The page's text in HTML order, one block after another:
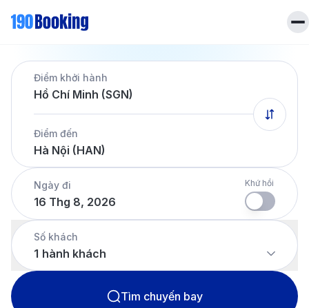
Trang chủ
Vé máy bay
Dịch vụ
Khách sạn
Tin tứcLiên hệ
Hotline
028 7303 6167
Tiếng Việt
Điểm khởi hành
Hồ Chí Minh (SGN)
Điểm đến
Hà Nội (HAN)
Ngày đi
16 Thg 8, 2026
Khứ hồi
Số khách
1 hành khách
Tìm chuyến bay